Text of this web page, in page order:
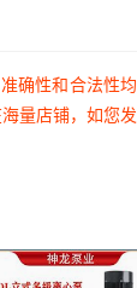
确性和合法性
量店铺，如您